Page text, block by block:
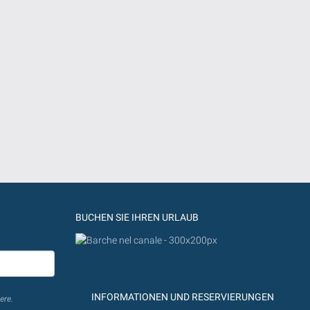
BUCHEN SIE IHREN URLAUB
INFORMATIONEN UND RESERVIERUNGEN